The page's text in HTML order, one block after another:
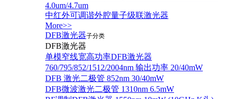
4.0um/4.7um
中红外可调谐外腔量子级联激光器
More>>
DFB激光器子分类
DFB激光器
单模窄线宽高功率DFB激光器
760/795/852/1512/2004nm 输出功率 20/40mW
DFB 激光二极管 852nm 30/40mW
DFB微波激光二极管 1310nm 6.5mW